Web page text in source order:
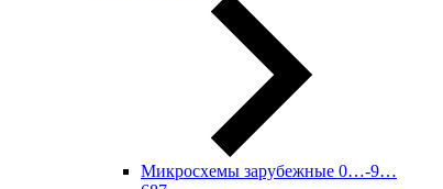
Микросхемы зарубежные 0…-9…